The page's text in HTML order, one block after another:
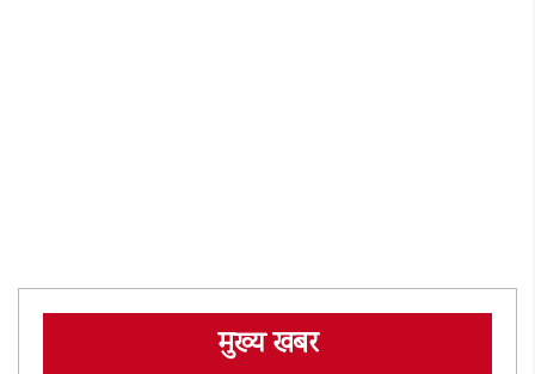
मुख्य खबर